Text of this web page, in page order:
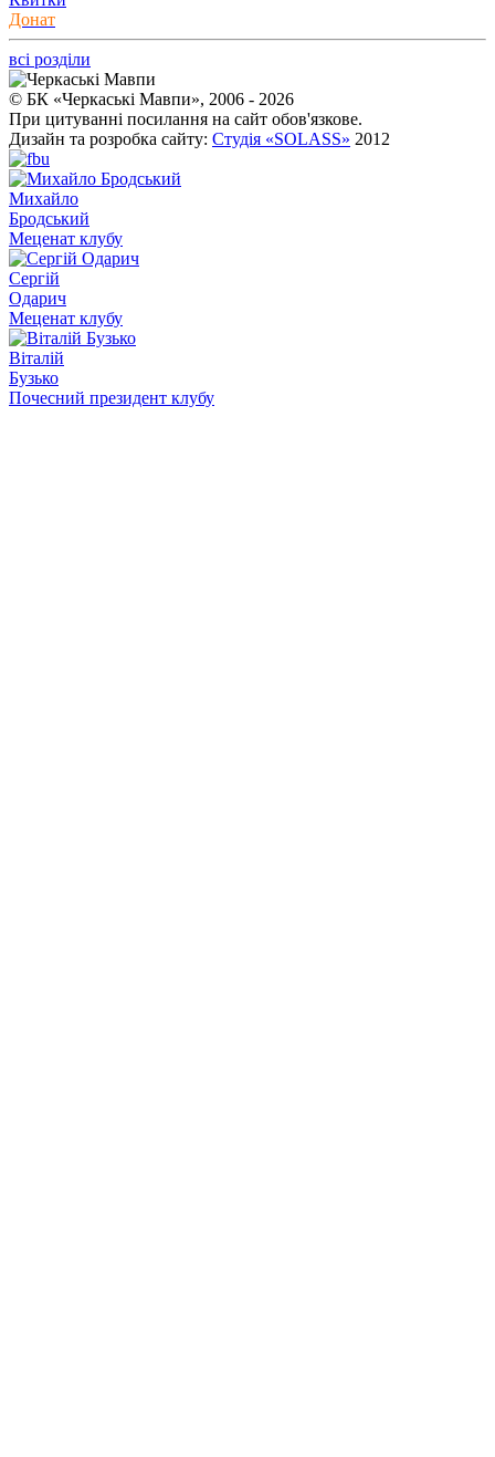
Донат
всі розділи
© БК «Черкаські Мавпи», 2006 - 2026
При цитуванні посилання на сайт обов'язкове.
Дизайн та розробка сайту: Студія «SOLASS» 2012
Михайло
Бродський
Меценат клубу
Сергій
Одарич
Меценат клубу
Віталій
Бузько
Почесний президент клубу